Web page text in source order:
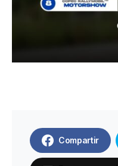
Compartir